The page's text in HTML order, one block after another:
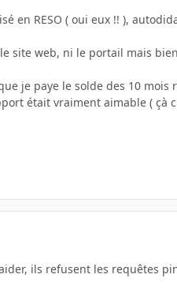
en RESO ( oui eux !! ),
site web, ni le portail mais
je paye le solde des 10 mois
était vraiment aimable ( çà
ils refusent les requêtes